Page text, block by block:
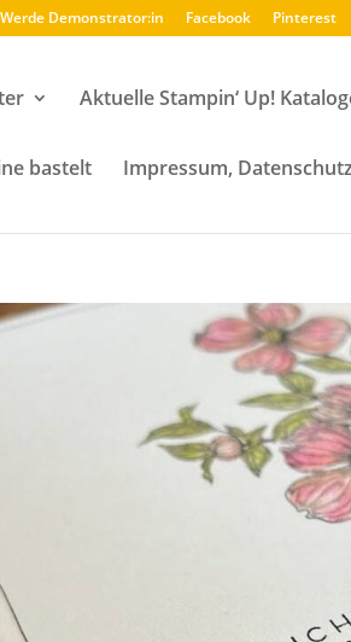
Werde Demonstrator:in Facebook Pinterest
Aktuelle Stampin‘ Up!
bastelt Impressum,